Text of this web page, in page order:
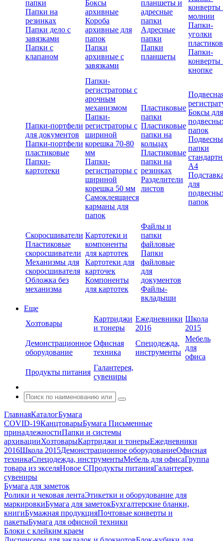
папки
Папки на
резинках
Папки дело с
завязками
Папки с
клапаном
Боксы
архивные
Короба
архивные для
папок
Папки
архивные с
завязками
планшеты и
адресные
папки
Адресные
папки
Папки
планшеты
конверты
молнии
Папки-
уголки
Папки-
конверты
кнопке
Папки-портфели
для документов
Папки-портфели
пластиковые
Папки-
картотеки
Папки-
регистраторы с
арочным
механизмом
Папки-
регистраторы с
шириной
корешка 70-80
мм
Папки-
регистраторы с
шириной
корешка 50 мм
Самоклеящиеся
карманы для
папок
Пластиковые
папки
Пластиковые
папки на
кольцах
Пластиковые
папки на
резинках
Разделители
листов
Боксы для
папок
папки
А4
для
папок
Скоросшиватели
Пластиковые
скоросшиватели
Механизмы для
скоросшивателя
Обложка без
механизма
Картотеки и
компоненты
для картотек
Картотеки для
карточек
Компоненты
для картотек
Файлы и
папки
файловые
Папки
файловые
для
документов
Файлы-
вкладыши
Еще
Хозтовары
Картриджи
и тонеры
Ежедневники
2016
Школа
2015
Демонстрационное
оборудование
Офисная
техника
Спецодежда,
инструменты
Мебель
для
офиса
Продукты питания
Галантерея,
сувениры
ГлавнаяКаталогБумага
COVID-19КанцтоварыБумага Письменные
принадлежностиПапки и системы
архивацииХозтоварыКартриджи и тонерыЕжедневники
2016Школа 2015Демонстрационное оборудованиеОфисная
техникаСпецодежда, инструментыМебель для офисаГруппа
товара из экселяНовое СПродукты питанияГалантерея,
сувениры
Бумага для заметок
Ролики и чековая лентаЭтикетки и оборудование для
маркировкиБумага для заметокБухгалтерские бланки,
книгиБумажная продукцияПочтовые конверты и
пакетыБумага для офисной техники
Блоки с клейким краем